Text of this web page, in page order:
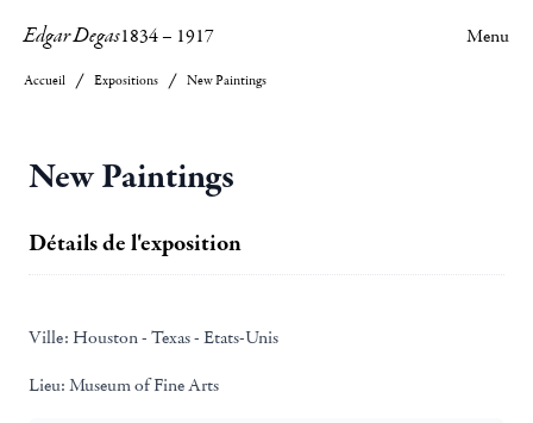
Edgar Degas1834– 1917 Menu
Accueil Expositions New Paintings
New Paintings
Détails de l'exposition
Ville: Houston - Texas - Etats-Unis
Lieu: Museum of Fine Arts